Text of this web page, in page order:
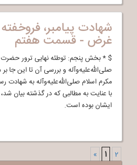
شهادت پیامبر، فروخفته
غرض - قسمت هفتم
$ * بخش پنجم: توطئه نهایی ترور حضرت
صلی‌الله‌علیه‌وآله و بررسی آن تا این جا
مکرم اسلام صلی‌الله‌علیه‌وآله به شهادت
با عنایت به مطالبی که در گذشته بیان
ایشان بوده است.
1 2
»